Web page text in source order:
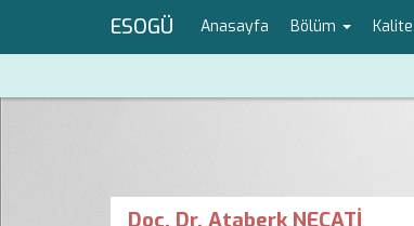
ESOGÜ Anasayfa Bölüm Kalite
Doç. Dr. Ataberk NECATİ